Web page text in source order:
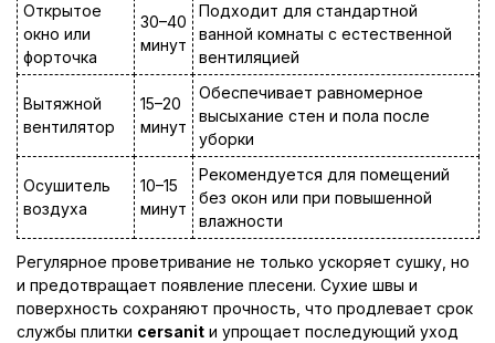
Открытое
окно или
форточка
30–40
минут
Подходит для стандартной
ванной комнаты с естественной
вентиляцией
Вытяжной
вентилятор
15–20
минут
Обеспечивает равномерное
высыхание стен и пола после
уборки
Осушитель
воздуха
10–15
минут
Рекомендуется для помещений
без окон или при повышенной
влажности
Регулярное проветривание не только ускоряет сушку, но
и предотвращает появление плесени. Сухие швы и
поверхность сохраняют прочность, что продлевает срок
службы плитки cersanit и упрощает последующий уход